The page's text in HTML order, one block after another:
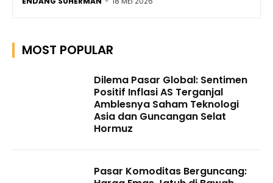
MOST POPULAR
Dilema Pasar Global: Sentimen
Positif Inflasi AS Terganjal
Amblesnya Saham Teknologi
Asia dan Guncangan Selat
Hormuz
Pasar Komoditas Berguncang: